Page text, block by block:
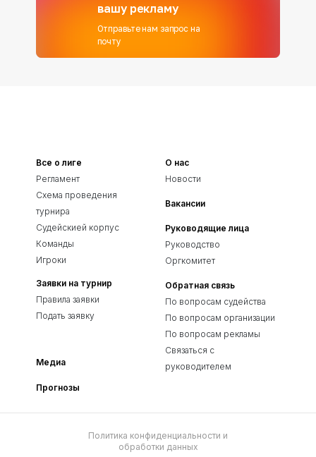
вашу рекламу
Отправьте нам запрос на
почту
Все о лиге
Регламент
Схема проведения
турнира
Судейскией корпус
Команды
Игроки
Заявки на турнир
Правила заявки
Подать заявку
Медиа
Прогнозы
О нас
Новости
Вакансии
Руководящие лица
Руководство
Оргкомитет
Обратная связь
По вопросам судейства
По вопросам организации
По вопросам рекламы
Связаться с
руководителем
Политика конфиденциальности и
обработки данных